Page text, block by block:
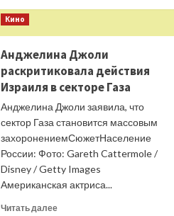
назвали
число
задержанных
беспорядков
в
аэропорту
Махачкалы
Кино
Анджелина Джоли
раскритиковала действия
Израиля в секторе Газа
Анджелина Джоли заявила, что
сектор Газа становится массовым
захоронениемСюжетНаселение
России: Фото: Gareth Cattermole /
Disney / Getty Images
Американская актриса...
Читать далееПрочитать